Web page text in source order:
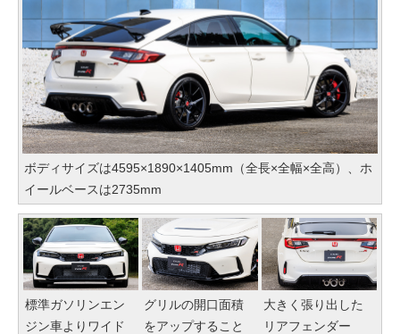
ボディサイズは4595×1890×1405mm（全長×全幅×全高）、ホ
イールベースは2735mm
標準ガソリンエン
ジン車よりワイド
グリルの開口面積
をアップすること
大きく張り出した
リアフェンダー